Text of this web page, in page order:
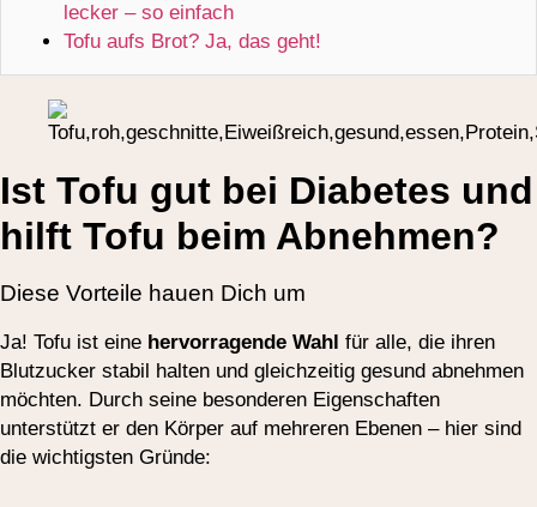
lecker – so einfach
Tofu aufs Brot? Ja, das geht!
Ist Tofu gut bei Diabetes und
hilft Tofu beim Abnehmen?
Diese Vorteile hauen Dich um
Ja! Tofu ist eine hervorragende Wahl für alle, die ihren
Blutzucker stabil halten und gleichzeitig gesund abnehmen
möchten. Durch seine besonderen Eigenschaften
unterstützt er den Körper auf mehreren Ebenen – hier sind
die wichtigsten Gründe: